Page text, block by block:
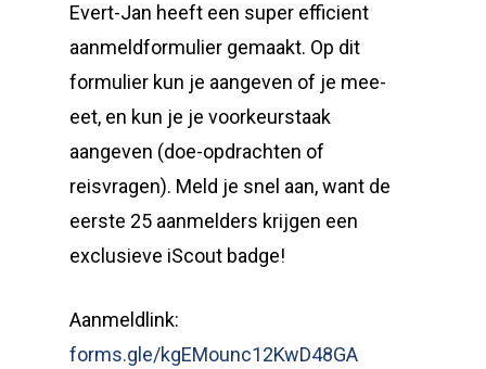
Evert-Jan heeft een super efficient
aanmeldformulier gemaakt. Op dit
formulier kun je aangeven of je mee-
eet, en kun je je voorkeurstaak
aangeven (doe-opdrachten of
reisvragen). Meld je snel aan, want de
eerste 25 aanmelders krijgen een
exclusieve iScout badge!
Aanmeldlink:
forms.gle/kgEMounc12KwD48GA